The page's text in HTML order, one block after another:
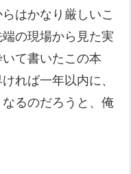
はかなり厳しいこ
の現場から見た実
て書いたこの本
れば一年以内に、
なるのだろうと、俺